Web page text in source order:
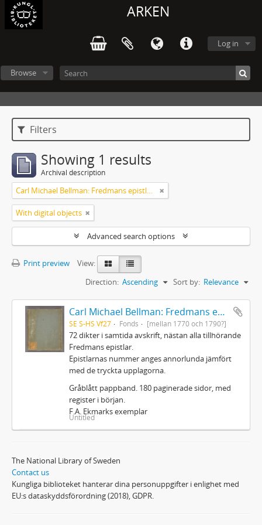
ARKEN
Log in
Browse
Filters
Showing 1 results
Archival description
Carl Michael Bellman: Fredmans epistlar m.m.
With digital objects
Advanced search options
Print preview
View:
Sort by: Relevance
Direction: Ascending
Carl Michael Bellman: Fredmans epistlar m.m.
SE S-HS Vf27 Fonds [mellan 1770 och 1790?]
72 dikter i samtida avskrift, nästan alla tillhörande
Fredmans epistlar.
Epistlarnas nummer anges annorlunda jämfört
med de tryckta upplagorna.
Gråblått pappband. 180 paginerade sidor, med
register i början.
F.A. Ekmarks exemplar
Untitled
The National Library of Sweden
Contact us
Kungliga biblioteket hanterar dina personuppgifter i enlighet med
EU:s dataskyddsförordning (2018), GDPR.